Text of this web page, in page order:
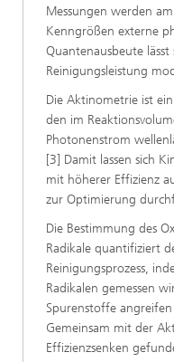
Messungen werden
Kenngrößen externe
Quantenausbeute
Reinigungsleistung
Die Aktinometrie ist
den im
Photonenstrom
[3] Damit lassen sich
mit höherer Effizienz
zur Optimierung
Die Bestimmung des
Radikale quantifiziert
Reinigungsprozess,
Radikalen gemessen
Spurenstoffe
Gemeinsam mit der
Effizienzsenken